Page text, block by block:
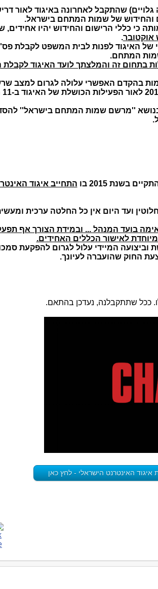
שהתקבל לאחרונה באיגוד לאור
והחידוש של שמות המתחם בישראל.
כללי הרישום והחידוש יהיו אחידים,
.
האיגוד לפנות לבית המשפט לקבלת
שמות המתחם.
בתחום זה והמלצתך לועד האיגוד לקבלת
בהקדם האפשרי עלולה לגרום למצב
בנושא ''מרשם שמות המתחם בישראל''
בשנת 2015 בו
התחייב איגוד
שהיו בשנת 2015 המהלך כשל לחלוטין ועד היום אין כל החלטה ערכית
בועד המנהל ... ובמידת הצורך אף
לאישור הכללים האחידים.
המיידי עלול לגרום להפקעת
החוק שהועברה לעיונך.
ככל שתתקבלנה, נעדכן בהתאם.
האינטרנט הישראלי - לחץ כאן